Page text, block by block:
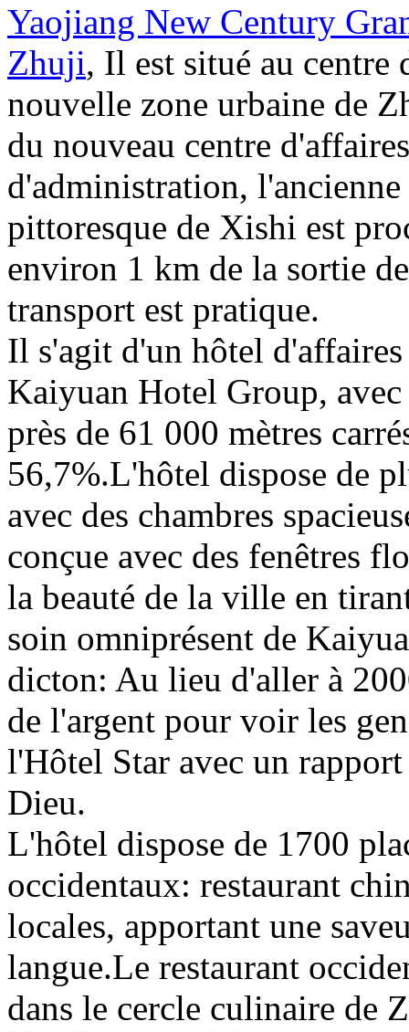
Yaojiang New Century
Zhuji, Il est situé au centre
nouvelle zone urbaine de
du nouveau centre
d'administration, l'ancienne
pittoresque de Xishi est
environ 1 km de la sortie
transport est pratique.
Il s'agit d'un hôtel
Kaiyuan Hotel Group,
près de 61 000 mètres
56,7%.L'hôtel dispose de
avec des chambres
conçue avec des fenêtres
la beauté de la ville en
soin omniprésent de
dicton: Au lieu d'aller à
de l'argent pour voir les
l'Hôtel Star avec un
Dieu.
L'hôtel dispose de 1700
occidentaux: restaurant
locales, apportant une
langue.Le restaurant
dans le cercle culinaire de